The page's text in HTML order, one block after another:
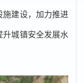
施建设，加力推进
升城镇安全发展水